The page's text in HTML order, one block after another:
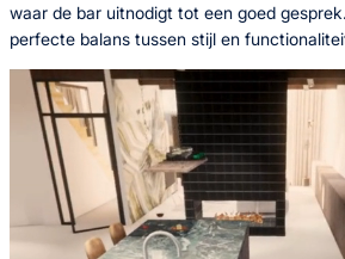
waar de bar uitnodigt tot een goed
perfecte balans tussen stijl en